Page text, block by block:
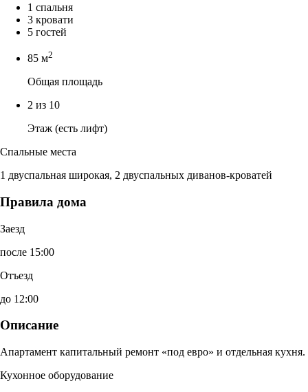
1 спальня
3 кровати
5 гостей
85 м2
Общая площадь
2 из 10
Этаж (есть лифт)
Спальные места
1 двуспальная широкая, 2 двуспальных диванов-кроватей
Правила дома
Заезд
после 15:00
Отъезд
до 12:00
Описание
Апартамент капитальный ремонт «под евро» и отдельная кухня.
Кухонное оборудование